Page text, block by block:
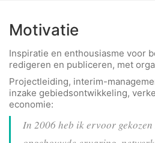
Motivatie
Inspiratie en enthousiasme voor
redigeren en publiceren, met
Projectleiding, interim-
inzake gebiedsontwikkeling,
economie:
In 2006 heb ik ervoor